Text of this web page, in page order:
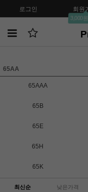
로그인 회원
3,000
65AA
65AAA
65B
65E
65H
65K
최신순 낮은가격